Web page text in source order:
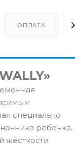
ОПЛАТА
специально
ребёнка.
жёсткости